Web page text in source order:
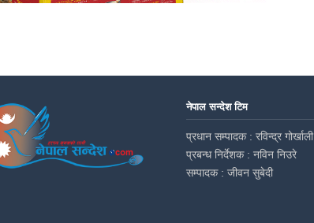
नेपाल सन्देश टिम
प्रधान सम्पादक : रविन्द्र गोर्खाली
प्रबन्ध निर्देशक : नविन निउरे
सम्पादक : जीवन सुबेदी